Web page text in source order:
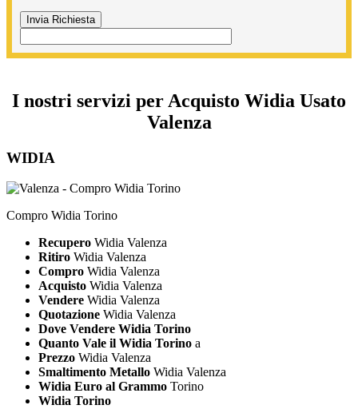
I nostri servizi per Acquisto Widia Usato
Valenza
WIDIA
Compro Widia Torino
Recupero Widia Valenza
Ritiro Widia Valenza
Compro Widia Valenza
Acquisto Widia Valenza
Vendere Widia Valenza
Quotazione Widia Valenza
Dove Vendere Widia Torino
Quanto Vale il Widia Torino a
Prezzo Widia Valenza
Smaltimento Metallo Widia Valenza
Widia Euro al Grammo Torino
Widia Torino